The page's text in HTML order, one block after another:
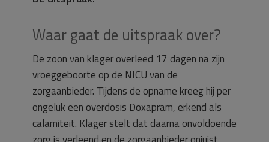
Waar gaat de uitspraak over?
De zoon van klager overleed 17 dagen na zijn
vroeggeboorte op de NICU van de
zorgaanbieder. Tijdens de opname kreeg hij per
ongeluk een overdosis Doxapram, erkend als
calamiteit. Klager stelt dat daarna onvoldoende